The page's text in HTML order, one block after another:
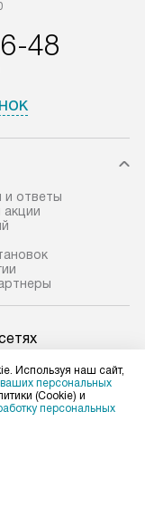
48
и ответы
акции
Используя наш сайт,
ваших персональных
(Cookie) и
персональных